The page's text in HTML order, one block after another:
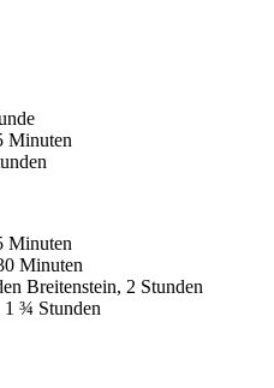
Minuten
Minuten
Minuten
Breitenstein, 2 Stunden
1 ¾ Stunden